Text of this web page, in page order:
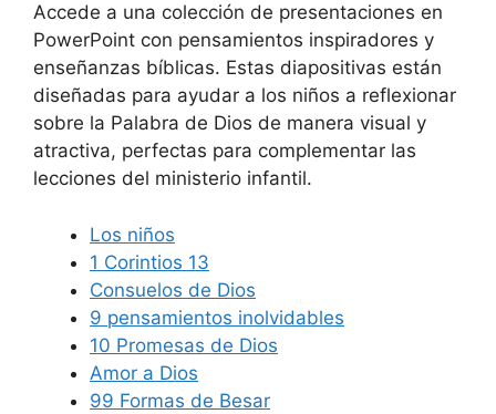
Accede a una colección de presentaciones en
PowerPoint con pensamientos inspiradores y
enseñanzas bíblicas. Estas diapositivas están
diseñadas para ayudar a los niños a reflexionar
sobre la Palabra de Dios de manera visual y
atractiva, perfectas para complementar las
lecciones del ministerio infantil.
Los niños
1 Corintios 13
Consuelos de Dios
9 pensamientos inolvidables
10 Promesas de Dios
Amor a Dios
99 Formas de Besar